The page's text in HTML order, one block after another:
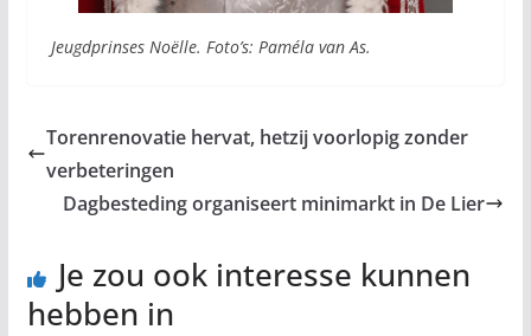
Jeugdprinses Noëlle. Foto’s: Paméla van As.
Torenrenovatie hervat, hetzij voorlopig zonder
verbeteringen
Dagbesteding organiseert minimarkt in De Lier
Je zou ook interesse kunnen
hebben in